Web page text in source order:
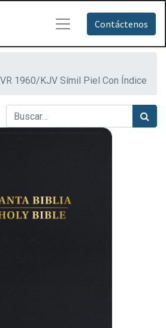
Contáctenos
1960/KJV Símil Piel Con Índice